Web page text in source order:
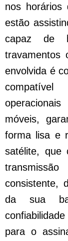
nos horários
estão
capaz de
travamentos
envolvida é
móveis,
forma lisa e
satélite, que
consistente,
da sua
para o